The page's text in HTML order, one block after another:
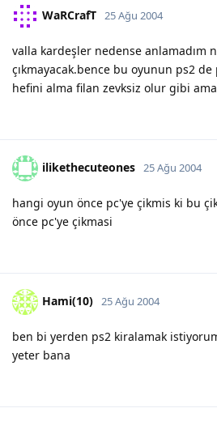
WaRCrafT 25 Ağu 2004
valla kardeşler nedense anlamadım
çıkmayacak.bence bu oyunun ps2 de
hefini alma filan zevksiz olur gibi
ilikethecuteones 25 Ağu 2004
hangi oyun önce pc'ye çikmis ki bu
önce pc'ye çikmasi
Hami(10) 25 Ağu 2004
ben bi yerden ps2 kiralamak
yeter bana